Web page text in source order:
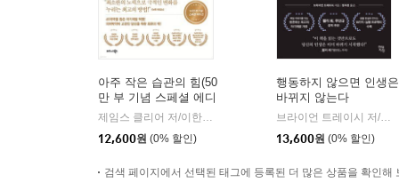
아주 작은 습관의 힘(50
만 부 기념 스페셜 에디
션)
제임스 클리어 저/이한이 역
비즈니스북스
12,600원 (0% 할인)
행동하지 않으면 인생은
바뀌지 않는다
브라이언 트레이시 저/정지현 역
13,600원 (0% 할인)
검색 페이지에서 선택된 태그에 등록된 더 많은 상품을 확인해